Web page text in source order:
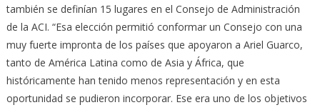
también se definían 15 lugares en el Consejo de Administración
de la ACI. “Esa elección permitió conformar un Consejo con una
muy fuerte impronta de los países que apoyaron a Ariel Guarco,
tanto de América Latina como de Asia y África, que
históricamente han tenido menos representación y en esta
oportunidad se pudieron incorporar. Ese era uno de los objetivos